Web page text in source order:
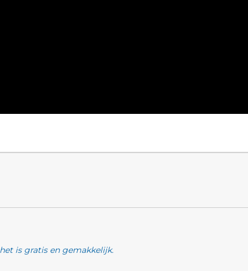
is gratis en gemakkelijk.